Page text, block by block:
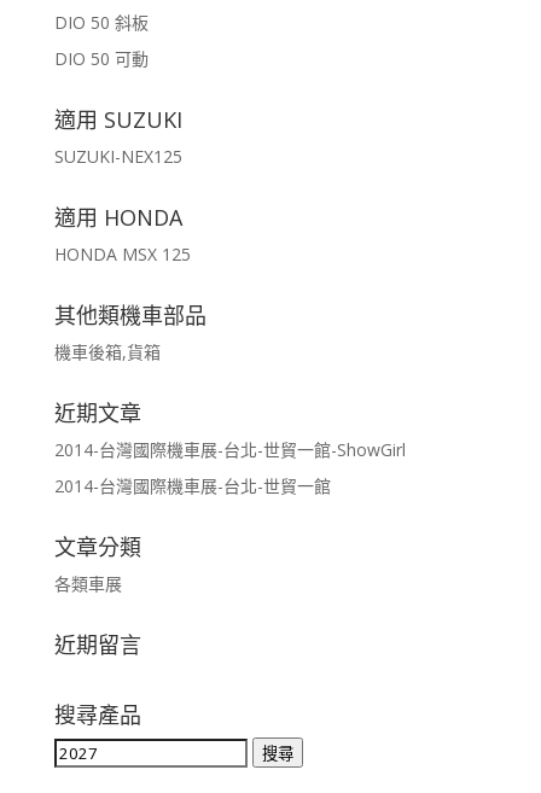
DIO 50 斜板
DIO 50 可動
適用 SUZUKI
SUZUKI-NEX125
適用 HONDA
HONDA MSX 125
其他類機車部品
機車後箱,貨箱
近期文章
2014-台灣國際機車展-台北-世貿一館-ShowGirl
2014-台灣國際機車展-台北-世貿一館
文章分類
各類車展
近期留言
搜尋產品
搜
搜尋